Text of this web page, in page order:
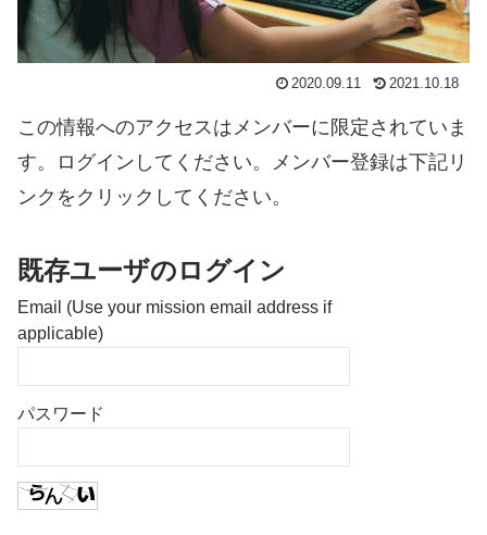
2020.09.11 2021.10.18
この情報へのアクセスはメンバーに限定されていま
す。ログインしてください。メンバー登録は下記リ
ンクをクリックしてください。
既存ユーザのログイン
Email (Use your mission email address if
applicable)
パスワード